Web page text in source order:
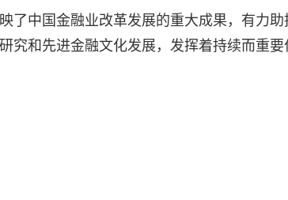
了中国金融业改革发展的重大成果，有力
究和先进金融文化发展，发挥着持续而重